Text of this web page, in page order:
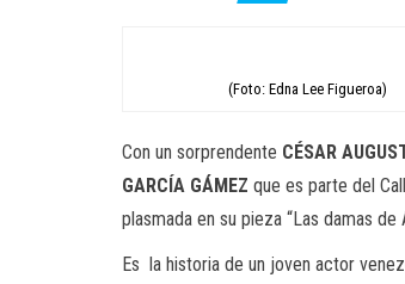
(Foto: Edna Lee Figueroa)
Con un sorprendente CÉSAR
GARCÍA GÁMEZ que es parte del
plasmada en su pieza “Las damas
Es la historia de un joven actor